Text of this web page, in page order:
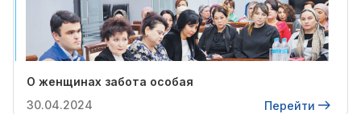
О женщинах забота особая
30.04.2024
Перейти